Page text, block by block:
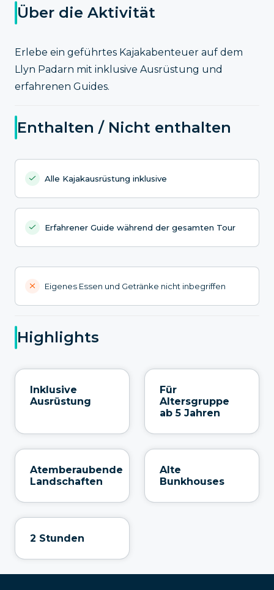
Über die Aktivität
Erlebe ein geführtes Kajakabenteuer auf dem
Llyn Padarn mit inklusive Ausrüstung und
erfahrenen Guides.
Enthalten / Nicht enthalten
Alle Kajakausrüstung inklusive
Erfahrener Guide während der gesamten Tour
Eigenes Essen und Getränke nicht inbegriffen
Highlights
Inklusive
Ausrüstung
Für
Altersgruppe
ab 5 Jahren
Atemberaubende
Landschaften
Alte
Bunkhouses
2 Stunden